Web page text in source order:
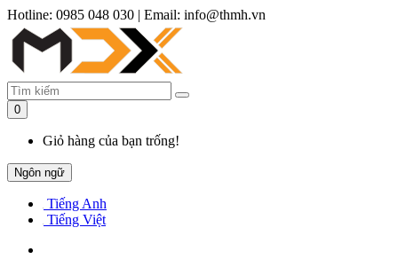
Hotline: 0985 048 030 | Email: info@thmh.vn
0
Giỏ hàng của bạn trống!
Ngôn ngữ
Tiếng Anh
Tiếng Việt